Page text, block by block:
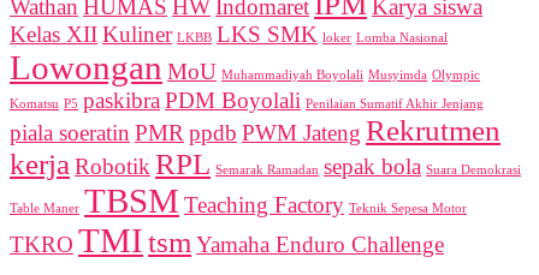
Wathan HUMAS HWIndomaret
Karya siswa
Kelas XIIKuliner LKBB LKS SMK loker Lomba Nasional
Lowongan MoU Muhammadiyah Boyolali Musyimda Olympic
Komatsu P5 paskibra PDM Boyolali Penilaian Sumatif Akhir Jenjang
piala soeratin PMR ppdb PWM Jateng Rekrutmen
kerja Robotik RPL Semarak Ramadan sepak bola Suara Demokrasi
Table Maner TBSM Teaching Factory Teknik Sepesa Motor
TKRO TMItsm Yamaha Enduro Challenge